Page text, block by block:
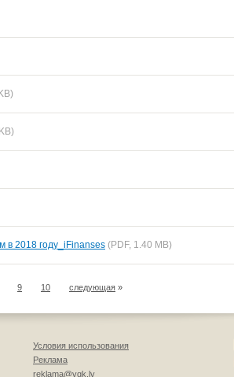
в 2018 году_iFinanses (PDF, 1.40 MB)
9 10 следующая »
Условия использования
Реклама
reklama@vgk.lv